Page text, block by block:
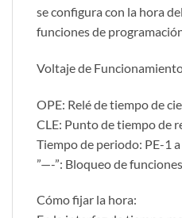
se configura con la hora
funciones de
Voltaje de
OPE: Relé de tiempo de
CLE: Punto de tiempo de
Tiempo de periodo: PE-1
”—-”: Bloqueo de funciones
Cómo fijar la hora: